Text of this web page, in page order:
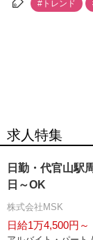
#トレンド
求人特集
日勤・代官山駅
日～OK
株式会社MSK
日給1万4,500円～